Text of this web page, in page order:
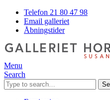
Telefon 21 80 47 98
Email galleriet
Åbningstider
Menu
Search
Search